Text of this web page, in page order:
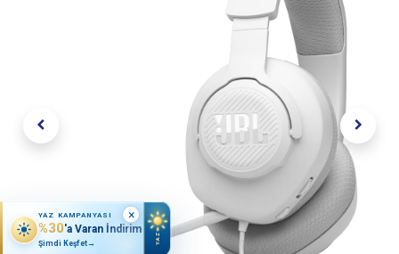
YAZ KAMPANYASI
%30'a Varan İndirim
Şimdi Keşfet→ YAZ
×